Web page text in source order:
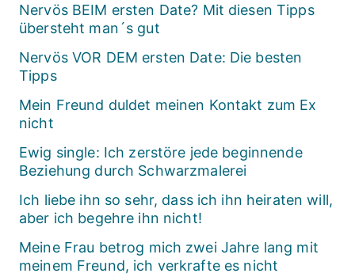
Nervös BEIM ersten Date? Mit diesen Tipps
übersteht man´s gut
Nervös VOR DEM ersten Date: Die besten
Tipps
Mein Freund duldet meinen Kontakt zum Ex
nicht
Ewig single: Ich zerstöre jede beginnende
Beziehung durch Schwarzmalerei
Ich liebe ihn so sehr, dass ich ihn heiraten will,
aber ich begehre ihn nicht!
Meine Frau betrog mich zwei Jahre lang mit
meinem Freund, ich verkrafte es nicht